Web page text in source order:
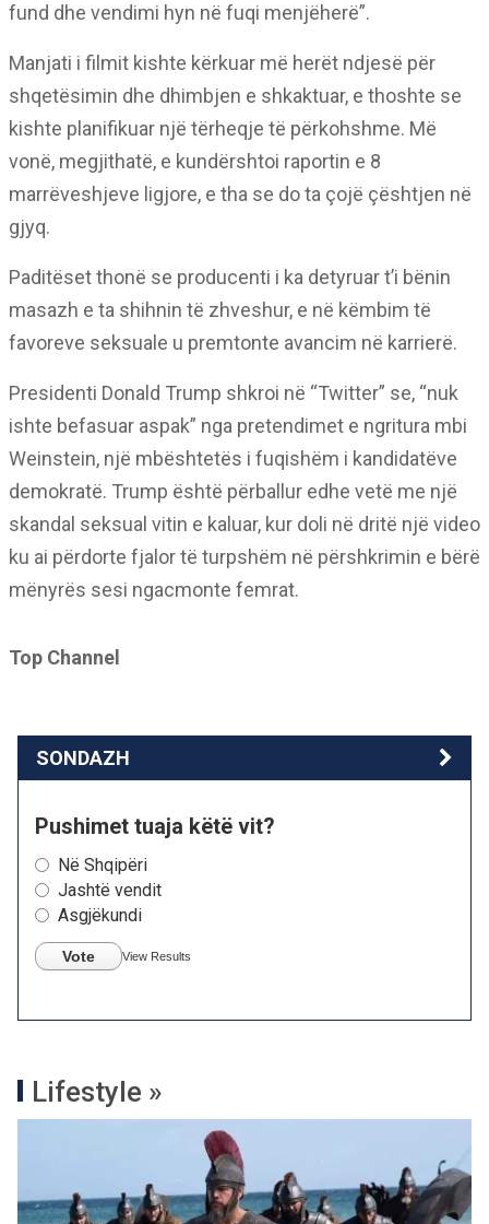
fund dhe vendimi hyn në fuqi menjëherë”.
Manjati i filmit kishte kërkuar më herët ndjesë për
shqetësimin dhe dhimbjen e shkaktuar, e thoshte se
kishte planifikuar një tërheqje të përkohshme. Më
vonë, megjithatë, e kundërshtoi raportin e 8
marrëveshjeve ligjore, e tha se do ta çojë çështjen në
gjyq.
Paditëset thonë se producenti i ka detyruar t’i bënin
masazh e ta shihnin të zhveshur, e në këmbim të
favoreve seksuale u premtonte avancim në karrierë.
Presidenti Donald Trump shkroi në “Twitter” se, “nuk
ishte befasuar aspak” nga pretendimet e ngritura mbi
Weinstein, një mbështetës i fuqishëm i kandidatëve
demokratë. Trump është përballur edhe vetë me një
skandal seksual vitin e kaluar, kur doli në dritë një video
ku ai përdorte fjalor të turpshëm në përshkrimin e bërë
mënyrës sesi ngacmonte femrat.
Top Channel
SONDAZH
Pushimet tuaja këtë vit?
Në Shqipëri
Jashtë vendit
Asgjëkundi
Vote View Results
Lifestyle »